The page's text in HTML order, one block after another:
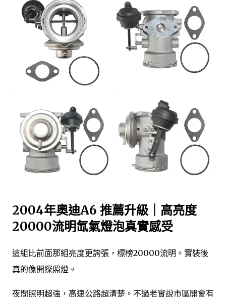
2004年奧迪A6 推薦升級｜高亮度
20000流明氙氣燈泡真實感受
這組比前面那組亮度更誇張，標榜20000流明。實裝後
真的像開探照燈。
夜間照明超強，高速公路超清楚。不過老實說市區開會有